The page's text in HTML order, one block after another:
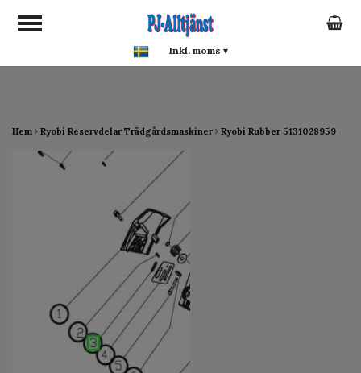
google-site-verification:
google0142a1f5f0015a93.html
Hem Ryobi Reservdelar Trädgårdsmaskiner Ryobi Rubber 5131028959
Inkl. moms ▾